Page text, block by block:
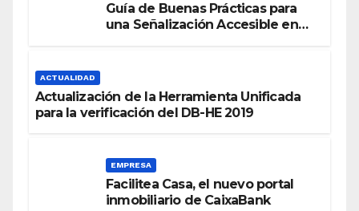
Guía de Buenas Prácticas para
una Señalización Accesible en
ACTUALIDAD
Actualización de la Herramienta Unificada
para la verificación del DB-HE 2019
EMPRESA
Facilitea Casa, el nuevo portal
inmobiliario de CaixaBank